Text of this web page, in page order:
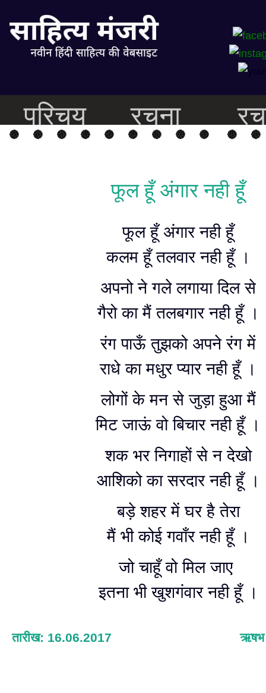
परिचय रचना
फूल हूँ अंगार नही हूँ
फूल हूँ अंगार नही हूँ
कलम हूँ तलवार नही हूँ ।
अपनो ने गले लगाया दिल से
गैरो का मैं तलबगार नही हूँ ।
रंग पाऊँ तुझको अपने रंग में
राधे का मधुर प्यार नही हूँ ।
लोगों के मन से जुड़ा हुआ मैं
मिट जाऊं वो बिचार नही हूँ ।
शक भर निगाहों से न देखो
आशिको का सरदार नही हूँ ।
बड़े शहर में घर है तेरा
मैं भी कोई गवाँर नही हूँ ।
जो चाहूँ वो मिल जाए
इतना भी खुशगंवार नही हूँ ।
तारीख: 16.06.2017 ऋषभ